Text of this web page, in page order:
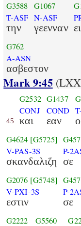
G3588
T-ASF
την
G1067
N-ASF
γεενναν
G762
A-ASN
ασβεστον
Mark 9:45
45
G2532
CONJ
και
G1437
COND
εαν ο
G4624 [G5725]
V-PAS-3S
σκανδαλιζη
P-
σε
G2076 [G5748]
V-PXI-3S
εστιν
P-
σε
G2222 G5560